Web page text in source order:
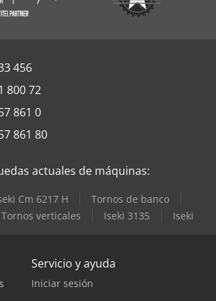
456
800 72
861 0
861 80
actuales de máquinas:
Cm 6217 H
Tornos de banco
Tornos verticales Iseki 3135 Iseki
Servicio y ayuda
Iniciar sesión